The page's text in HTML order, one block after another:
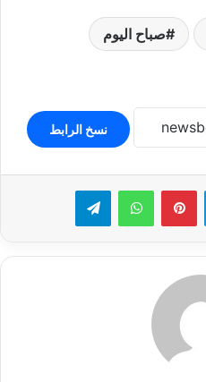
صباح اليوم
نسخ الرابط
لينكدإن بينتيريستواتساب تيلقرام